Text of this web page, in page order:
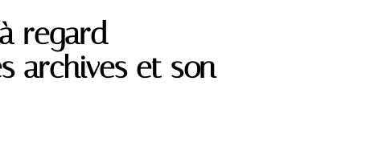
regard
archives et son